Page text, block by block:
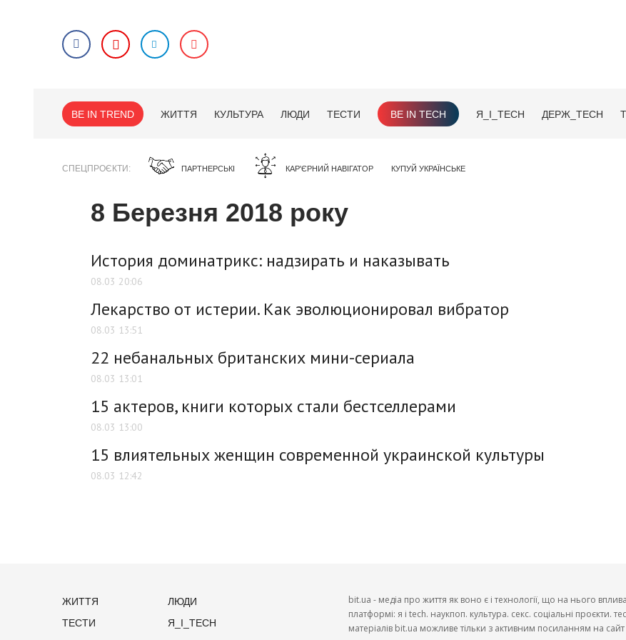
BE IN TREND ЖИТТЯ КУЛЬТУРА ЛЮДИ ТЕСТИ BE IN TECH Я_І_TECH ДЕРЖ_TECH
СПЕЦПРОЄКТИ ПАРТНЕРСЬКІ КАР'ЄРНИЙ НАВІГАТОР КУПУЙ УКРАЇНСЬКЕ
8 Березня 2018 року
История доминатрикс: надзирать и наказывать
08.03 20:06
Лекарство от истерии. Как эволюционировал вибратор
08.03 13:51
22 небанальных британских мини-сериала
08.03 13:01
15 актеров, книги которых стали бестселлерами
08.03 13:00
15 влиятельных женщин современной украинской культуры
08.03 12:42
ЖИТТЯ
ЛЮДИ
ТЕСТИ
Я_І_TECH
bit.ua - медіа про життя як воно є і технології, що на нього
платформі: я і tech. наукпоп. культура. секс. соціальні проєкти.
матеріалів bit.ua можливе тільки з активним посиланням на сайт